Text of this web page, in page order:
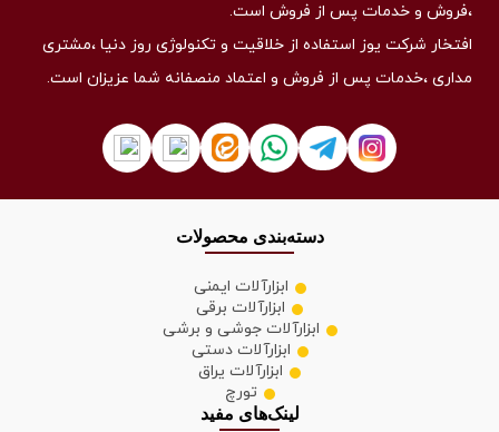
،فروش و خدمات پس از فروش است.
افتخار شرکت یوز استفاده از خلاقیت و تکنولوژی روز دنیا ،مشتری
مداری ،خدمات پس از فروش و اعتماد منصفانه شما عزیزان است.
دسته‌بندی محصولات
ابزارآلات ایمنی
ابزارآلات برقی
ابزارآلات جوشی و برشی
ابزارآلات دستی
ابزارآلات یراق
تورچ
لینک‌های مفید